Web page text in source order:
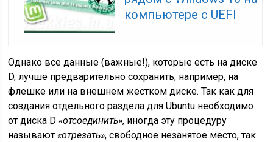
компьютере с UEFI
Однако все данные (важные!), которые есть на диске
D, лучше предварительно сохранить, например, на
флешке или на внешнем жестком диске. Так как для
создания отдельного раздела для Ubuntu необходимо
от диска D«отсоединить», иногда эту процедуру
называют«отрезать», свободное незанятое место, так